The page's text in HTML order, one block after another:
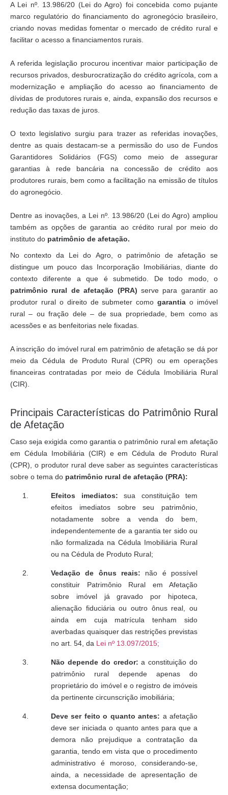
A Lei nº. 13.986/20 (Lei do Agro) foi concebida como pujante
marco regulatório do financiamento do agronegócio brasileiro,
criando novas medidas fomentar o mercado de crédito rural e
facilitar o acesso a financiamentos rurais.
A referida legislação procurou incentivar maior participação de
recursos privados, desburocratização do crédito agrícola, com a
modernização e ampliação do acesso ao financiamento de
dívidas de produtores rurais e, ainda, expansão dos recursos e
redução das taxas de juros.
O texto legislativo surgiu para trazer as referidas inovações,
dentre as quais destacam-se a permissão do uso de Fundos
Garantidores Solidários (FGS) como meio de assegurar
garantias à rede bancária na concessão de crédito aos
produtores rurais, bem como a facilitação na emissão de títulos
do agronegócio.
Dentre as inovações, a Lei nº. 13.986/20 (Lei do Agro) ampliou
também as opções de garantia ao crédito rural por meio do
instituto do patrimônio de afetação.
No contexto da Lei do Agro, o patrimônio de afetação se
distingue um pouco das Incorporação Imobiliárias, diante do
contexto diferente a que é submetido. De todo modo, o
patrimônio rural de afetação (PRA) serve para garantir ao
produtor rural o direito de submeter como garantia o imóvel
rural – ou fração dele – de sua propriedade, bem como as
acessões e as benfeitorias nele fixadas.
A inscrição do imóvel rural em patrimônio de afetação se dá por
meio da Cédula de Produto Rural (CPR) ou em operações
financeiras contratadas por meio de Cédula Imobiliária Rural
(CIR).
Principais Características do Patrimônio Rural
de Afetação
Caso seja exigida como garantia o patrimônio rural em afetação
em Cédula Imobiliária (CIR) e em Cédula de Produto Rural
(CPR), o produtor rural deve saber as seguintes características
sobre o tema do patrimônio rural de afetação (PRA):
Efeitos imediatos: sua constituição tem
efeitos imediatos sobre seu patrimônio,
notadamente sobre a venda do bem,
independentemente de a garantia ter sido ou
não formalizada na Cédula Imobiliária Rural
ou na Cédula de Produto Rural;
Vedação de ônus reais: não é possível
constituir Patrimônio Rural em Afetação
sobre imóvel já gravado por hipoteca,
alienação fiduciária ou outro ônus real, ou
ainda em cuja matrícula tenham sido
averbadas quaisquer das restrições previstas
no art. 54, da Lei nº 13.097/2015;
Não depende do credor: a constituição do
patrimônio rural depende apenas do
proprietário do imóvel e o registro de imóveis
da pertinente circunscrição imobiliária;
Deve ser feito o quanto antes: a afetação
deve ser iniciada o quanto antes para que a
demora não prejudique a contratação da
garantia, tendo em vista que o procedimento
administrativo é moroso, considerando-se,
ainda, a necessidade de apresentação de
extensa documentação;